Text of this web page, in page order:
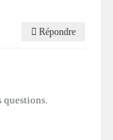
Répondre
questions.